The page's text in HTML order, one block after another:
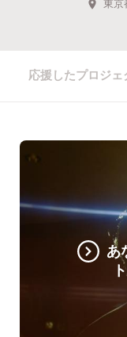
応援したプロジェ
あ